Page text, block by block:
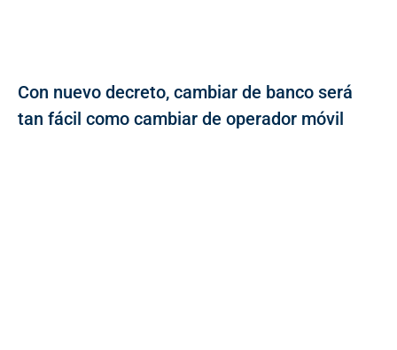
Con nuevo decreto, cambiar de banco será
tan fácil como cambiar de operador móvil